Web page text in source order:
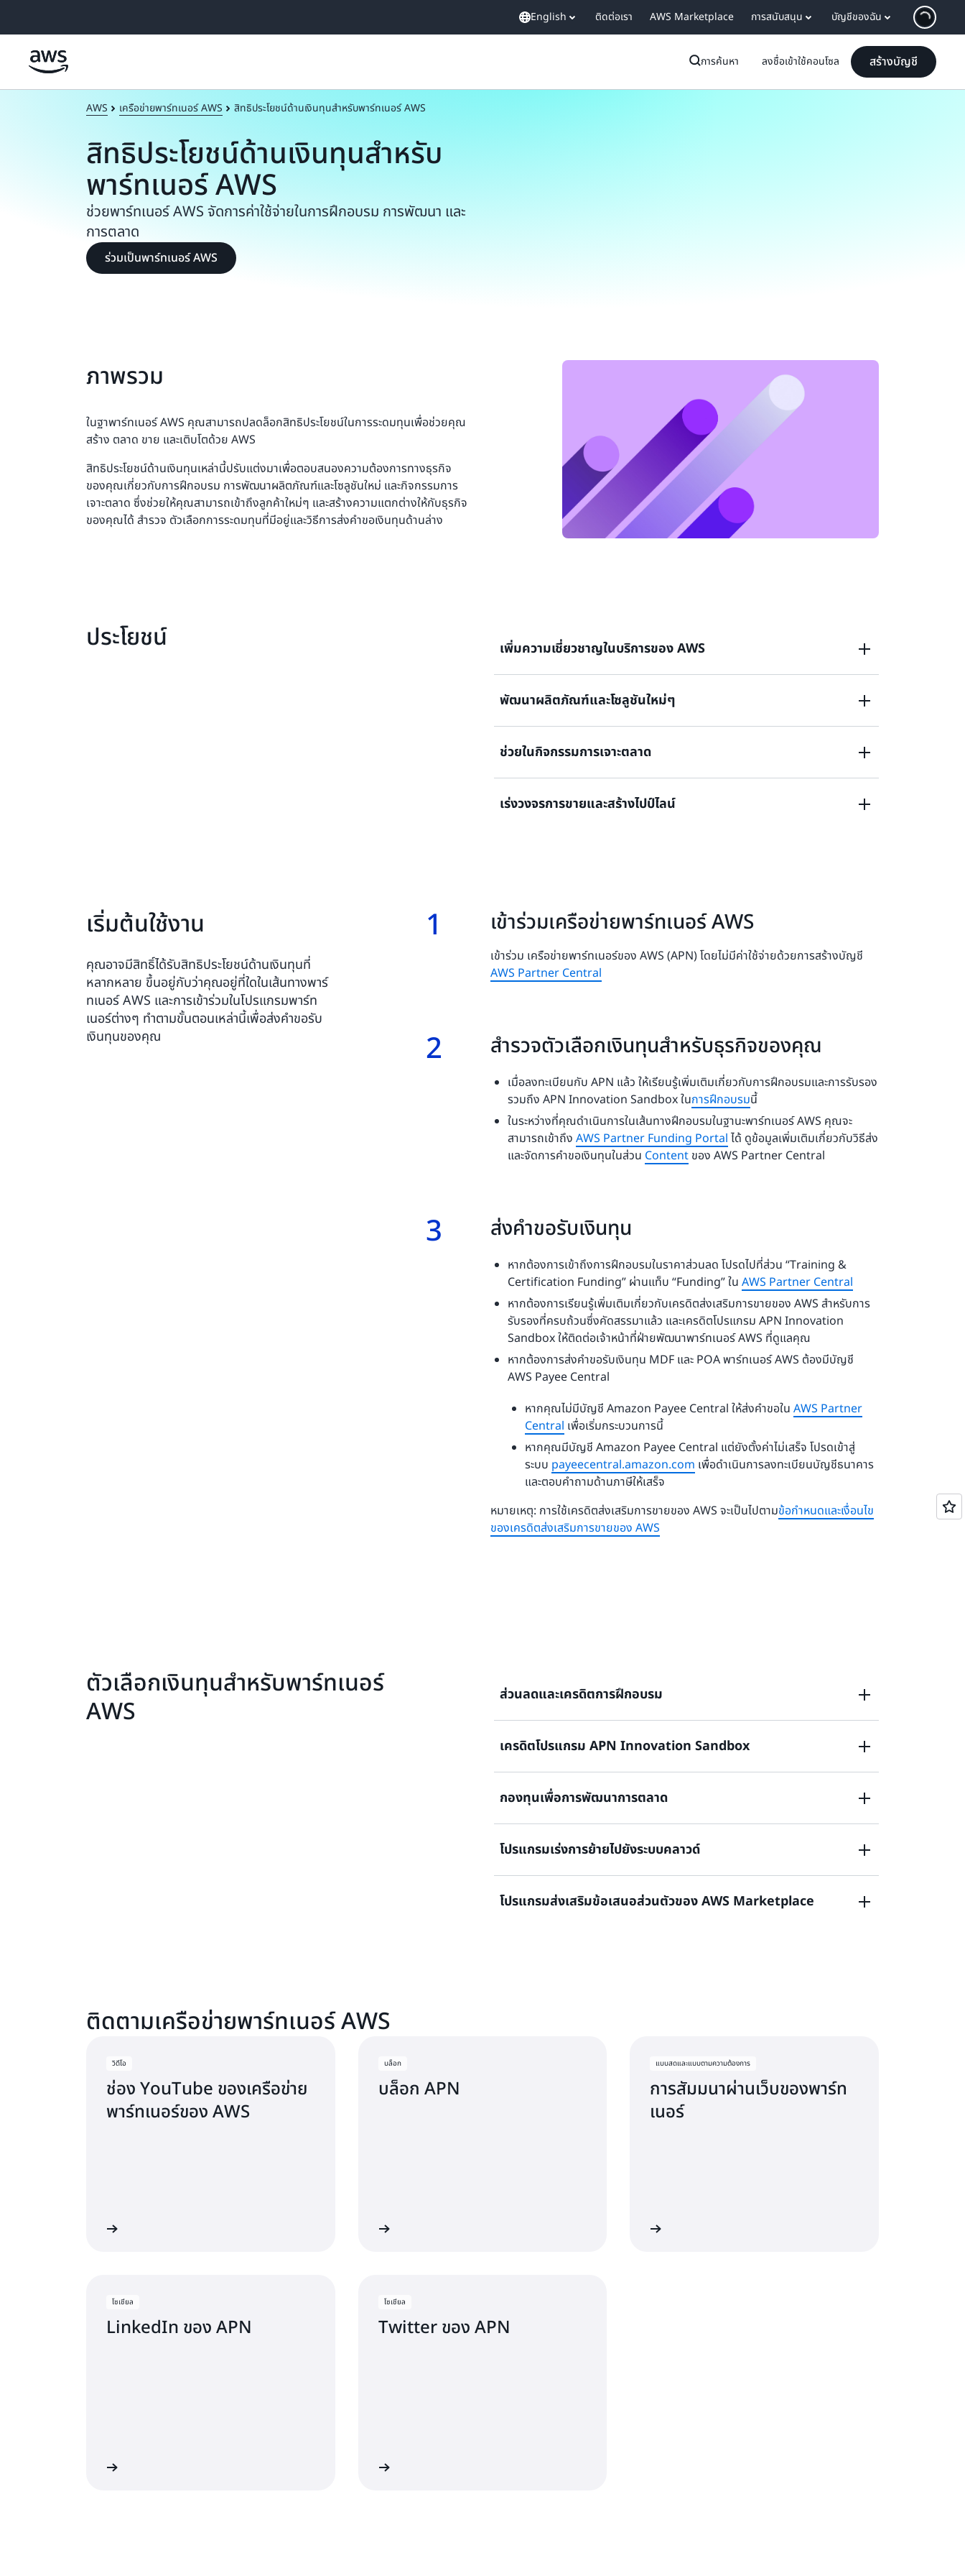
English ติดต่อเรา AWS Marketplace การสนับสนุน บัญชีของฉัน
การค้นหา ลงชื่อเข้าใช้คอนโซล สร้างบัญชี
AWS เครือข่ายพาร์ทเนอร์ AWS สิทธิประโยชน์ด้านเงินทุนสําหรับพาร์ทเนอร์ AWS
สิทธิประโยชน์ด้านเงินทุนสําหรับ
พาร์ทเนอร์ AWS
ช่วยพาร์ทเนอร์ AWS จัดการค่าใช้จ่ายในการฝึกอบรม การพัฒนา และ
การตลาด
ร่วมเป็นพาร์ทเนอร์ AWS
ภาพรวม
ในฐาพาร์ทเนอร์ AWS คุณสามารถปลดล็อกสิทธิประโยชน์ในการระดมทุนเพื่อช่วยคุณ
สร้าง ตลาด ขาย และเติบโตด้วย AWS
สิทธิประโยชน์ด้านเงินทุนเหล่านี้ปรับแต่งมาเพื่อตอบสนองความต้องการทางธุรกิจ
ของคุณเกี่ยวกับการฝึกอบรม การพัฒนาผลิตภัณฑ์และโซลูชันใหม่ และกิจกรรมการ
เจาะตลาด ซึ่งช่วยให้คุณสามารถเข้าถึงลูกค้าใหม่ๆ และสร้างความแตกต่างให้กับธุรกิจ
ของคุณได้ สำรวจ ตัวเลือกการระดมทุนที่มีอยู่และวิธีการส่งคำขอเงินทุนด้านล่าง
ประโยชน์ เพิ่มความเชี่ยวชาญในบริการของ AWS
เพิ่มขีดความสามารถและสมรรถนะของคุณสําหรับการส่งมอบข้อเสนอและโซลูชัน
พัฒนาผลิตภัณฑ์และโซลูชันใหม่ๆ
ขับเคลื่อนนวัตกรรมและการพัฒนาผลิตภัณฑ์และโซลูชันที่ผสานรวมหรือต่อยอด
ช่วยในกิจกรรมการเจาะตลาด
สร้างโอกาสที่ได้รับการรับรองจาก AWS สำหรับลูกค้า AWS และพาร์ทเนอร์อื่นๆ
เร่งวงจรการขายและสร้างไปป์ไลน์
เริ่มต้นใช้งาน
คุณอาจมีสิทธิ์ได้รับสิทธิประโยชน์ด้านเงินทุนที่
หลากหลาย ขึ้นอยู่กับว่าคุณอยู่ที่ใดในเส้นทางพาร์
ทเนอร์ AWS และการเข้าร่วมในโปรแกรมพาร์ท
เนอร์ต่างๆ ทําตามขั้นตอนเหล่านี้เพื่อส่งคําขอรับ
เงินทุนของคุณ
1 1.
เข้าร่วมเครือข่ายพาร์ทเนอร์ AWS
เข้าร่วม เครือข่ายพาร์ทเนอร์ของ AWS (APN) โดยไม่มีค่าใช้จ่ายด้วยการสร้างบัญชี
AWS Partner Central
2 2.
สำรวจตัวเลือกเงินทุนสำหรับธุรกิจของคุณ
เมื่อลงทะเบียนกับ APN แล้ว ให้เรียนรู้เพิ่มเติมเกี่ยวกับการฝึกอบรมและการรับรอง
รวมถึง APN Innovation Sandbox ในการฝึกอบรมนี้
ในระหว่างที่คุณดำเนินการในเส้นทางฝึกอบรมในฐานะพาร์ทเนอร์ AWS คุณจะ
สามารถเข้าถึงAWS Partner Funding Portal ได้ ดูข้อมูลเพิ่มเติมเกี่ยวกับวิธีส่ง
และจัดการคำขอเงินทุนในส่วน Content ของ AWS Partner Central
3 3.
ส่งคำขอรับเงินทุน
หากต้องการเข้าถึงการฝึกอบรมในราคาส่วนลด โปรดไปที่ส่วน “Training &
Certification Funding” ผ่านแท็บ “Funding” ในAWS Partner Central
หากต้องการเรียนรู้เพิ่มเติมเกี่ยวกับเครดิตส่งเสริมการขายของ AWS สําหรับการ
รับรองที่ครบถ้วนซึ่งคัดสรรมาแล้ว และเครดิตโปรแกรม APN Innovation
Sandbox ให้ติดต่อเจ้าหน้าที่ฝ่ายพัฒนาพาร์ทเนอร์ AWS ที่ดูแลคุณ
หากต้องการส่งคําขอรับเงินทุน MDF และ POA พาร์ทเนอร์ AWS ต้องมีบัญชี
AWS Payee Central
หากคุณไม่มีบัญชี Amazon Payee Central ให้ส่งคำขอในAWS Partner
Central เพื่อเริ่มกระบวนการนี้
หากคุณมีบัญชี Amazon Payee Central แต่ยังตั้งค่าไม่เสร็จ โปรดเข้าสู่
ระบบ payeecentral.amazon.com เพื่อดำเนินการลงทะเบียนบัญชีธนาคาร
และตอบคำถามด้านภาษีให้เสร็จ
หมายเหตุ: การใช้เครดิตส่งเสริมการขายของ AWS จะเป็นไปตามข้อกำหนดและเงื่อนไข
ของเครดิตส่งเสริมการขายของ AWS
ตัวเลือกเงินทุนสําหรับพาร์ทเนอร์
AWS
ส่วนลดและเครดิตการฝึกอบรม
เร่งการเตรียมความพร้อมให้ทีมเทคนิคของคุณด้วยการฝึกอบรมในราคาพิเศษ
ของ AWS เมื่อผ่านการรับรอง
เครดิตโปรแกรม APN Innovation Sandbox
ชดเชยค่าใช้งาน AWS ที่เกิดขึ้นระหว่างการพัฒนาโซลูชันด้วยเครดิตส่งเสริมการ
ต่อยอดจาก AWS ได้เร็วขึ้นและมีประสิทธิภาพมากขึ้น
กองทุนเพื่อการพัฒนาการตลาด
กองทุนเพื่อการพัฒนาการตลาด (MDF) ช่วยชดเชยค่าใช้จ่ายทางการตลาดของ
คุณเพื่อโปรโมทข้อเสนอและโซลูชันของคุณบน AWS
โปรแกรมเร่งการย้ายไปยังระบบคลาวด์
เงินทุนของโปรแกรมเร่งการย้ายไปยังระบบคลาวด์ (MAP) จะสนับสนุนคุณในการ
โปรแกรมส่งเสริมข้อเสนอส่วนตัวของ AWS Marketplace
ติดตามเครือข่ายพาร์ทเนอร์ AWS
วิดีโอ
ช่อง YouTube ของเครือข่าย
พาร์ทเนอร์ของ AWS
บล็อก
บล็อก APN
แบบสดและแบบตามความต้องการ
การสัมมนาผ่านเว็บของพาร์ท
เนอร์
โซเชียล
LinkedIn ของ APN
โซเชียล
Twitter ของ APN